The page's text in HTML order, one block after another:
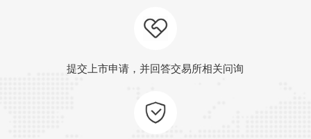
提交上市申请，并回答交易所相关问询